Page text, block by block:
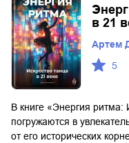
в 21
Артем
5
В книге «Энергия ритма:
погружаются в
от его исторических